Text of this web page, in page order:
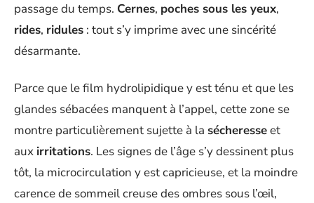
passage du temps. Cernes, poches sous les yeux,
rides, ridules : tout s’y imprime avec une sincérité
désarmante.
Parce que le film hydrolipidique y est ténu et que les
glandes sébacées manquent à l’appel, cette zone se
montre particulièrement sujette à la sécheresseet
aux irritations. Les signes de l’âge s’y dessinent plus
tôt, la microcirculation y est capricieuse, et la moindre
carence de sommeil creuse des ombres sous l’œil,